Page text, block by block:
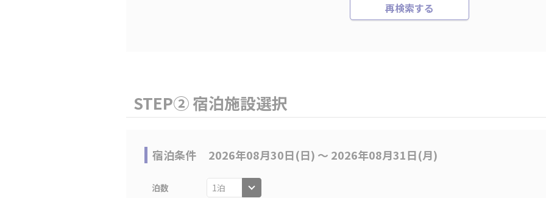
再検索する
STEP② 宿泊施設選択
宿泊条件 2026年08月30日(日) 〜 2026年08月31日(月)
泊数